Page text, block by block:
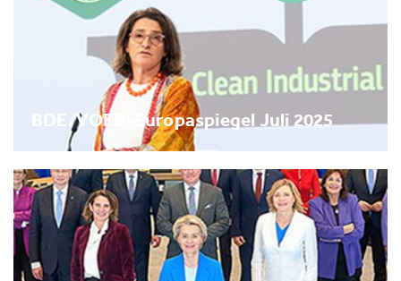
BDE/VOEB-Europaspiegel Juli 2025